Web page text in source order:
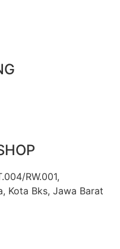
RW.001,
Kota Bks, Jawa Barat